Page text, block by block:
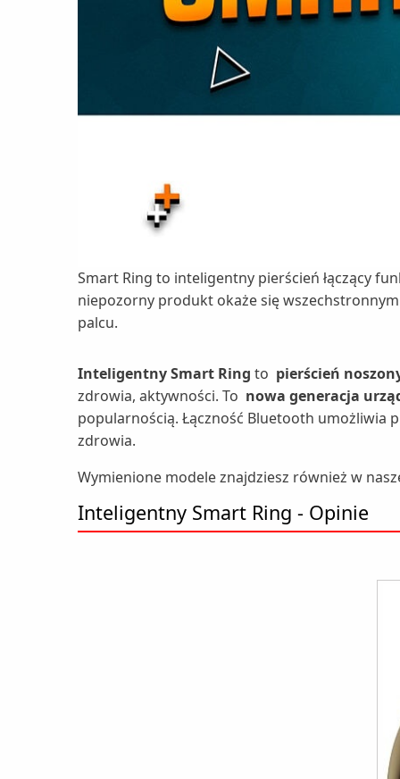
Smart Ring to inteligentny pierścień łączący
niepozorny produkt okaże się
palcu.
Inteligentny Smart Ring to pierścień
zdrowia, aktywności. To nowa generacja
popularnością. Łączność Bluetooth umożliwia
zdrowia.
Wymienione modele znajdziesz również w
Inteligentny Smart Ring - Opinie